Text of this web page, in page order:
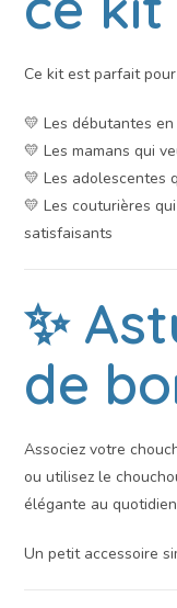
Ce kit est parfait
💛 Les débutantes
💛 Les mamans qui
💛 Les adolescentes
💛 Les couturières
satisfaisants
✨
de
Associez votre
ou utilisez le
élégante au
Un petit accessoire